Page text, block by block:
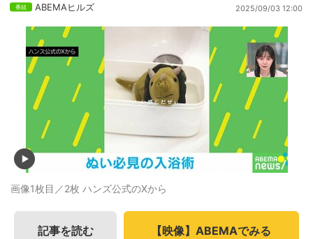
ABEMAヒルズ 2025/09/03 12:00
画像1枚目／2枚 ハンズ公式のXから
記事を読む 【映像】ABEMAでみる